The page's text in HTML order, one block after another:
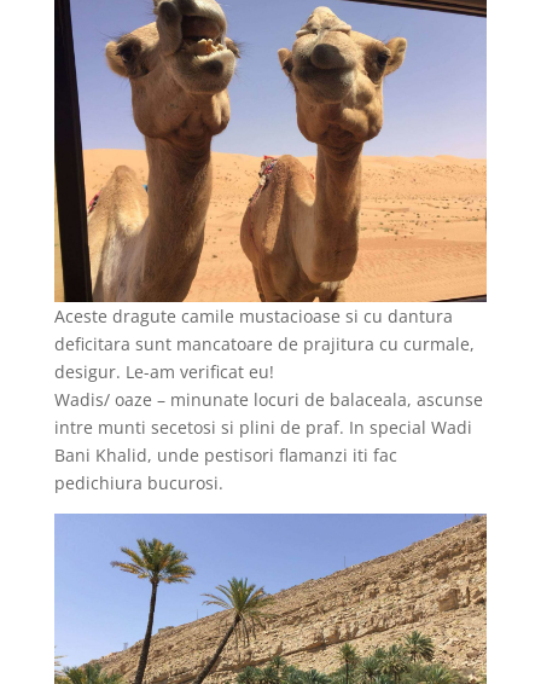
Aceste dragute camile mustacioase si cu dantura
deficitara sunt mancatoare de prajitura cu curmale,
desigur. Le-am verificat eu!
Wadis/ oaze – minunate locuri de balaceala, ascunse
intre munti secetosi si plini de praf. In special Wadi
Bani Khalid, unde pestisori flamanzi iti fac
pedichiura bucurosi.